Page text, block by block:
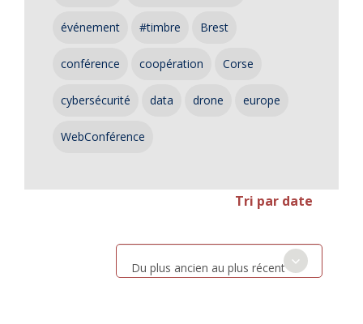
événement #timbre Brest
conférence coopération Corse
cybersécurité data drone europe
WebConférence
Tri par date
Du plus ancien au plus récent